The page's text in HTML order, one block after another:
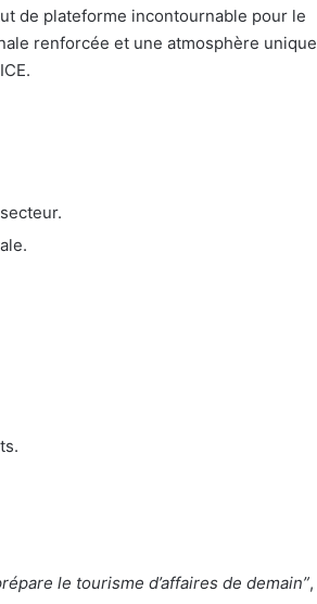
de plateforme incontournable pour le
renforcée et une atmosphère unique
le tourisme d’affaires de demain”,